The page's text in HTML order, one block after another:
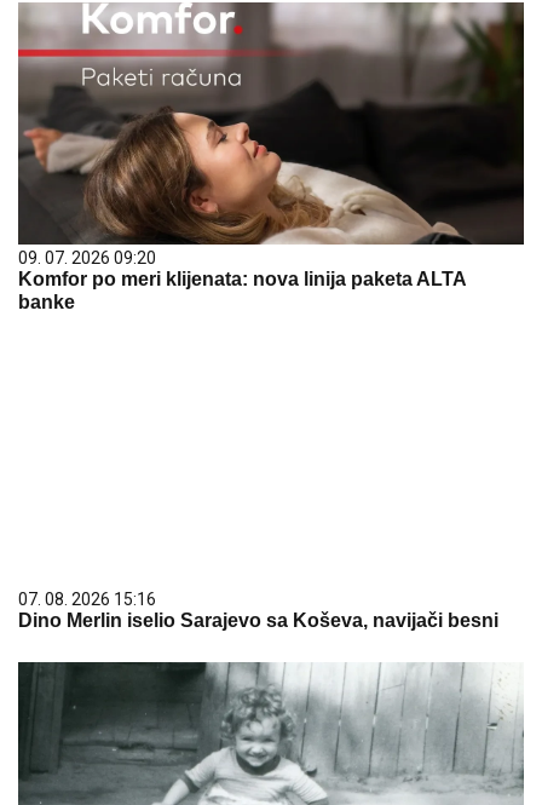
09. 07. 2026 09:20
Komfor po meri klijenata: nova linija paketa ALTA
banke
07. 08. 2026 15:16
Dino Merlin iselio Sarajevo sa Koševa, navijači besni